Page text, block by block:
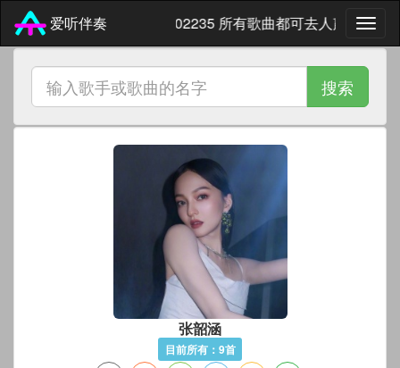
爱听伴奏 微信 771102235 所有歌曲都可去人声 免费试
搜索
张韶涵
目前所有：9首